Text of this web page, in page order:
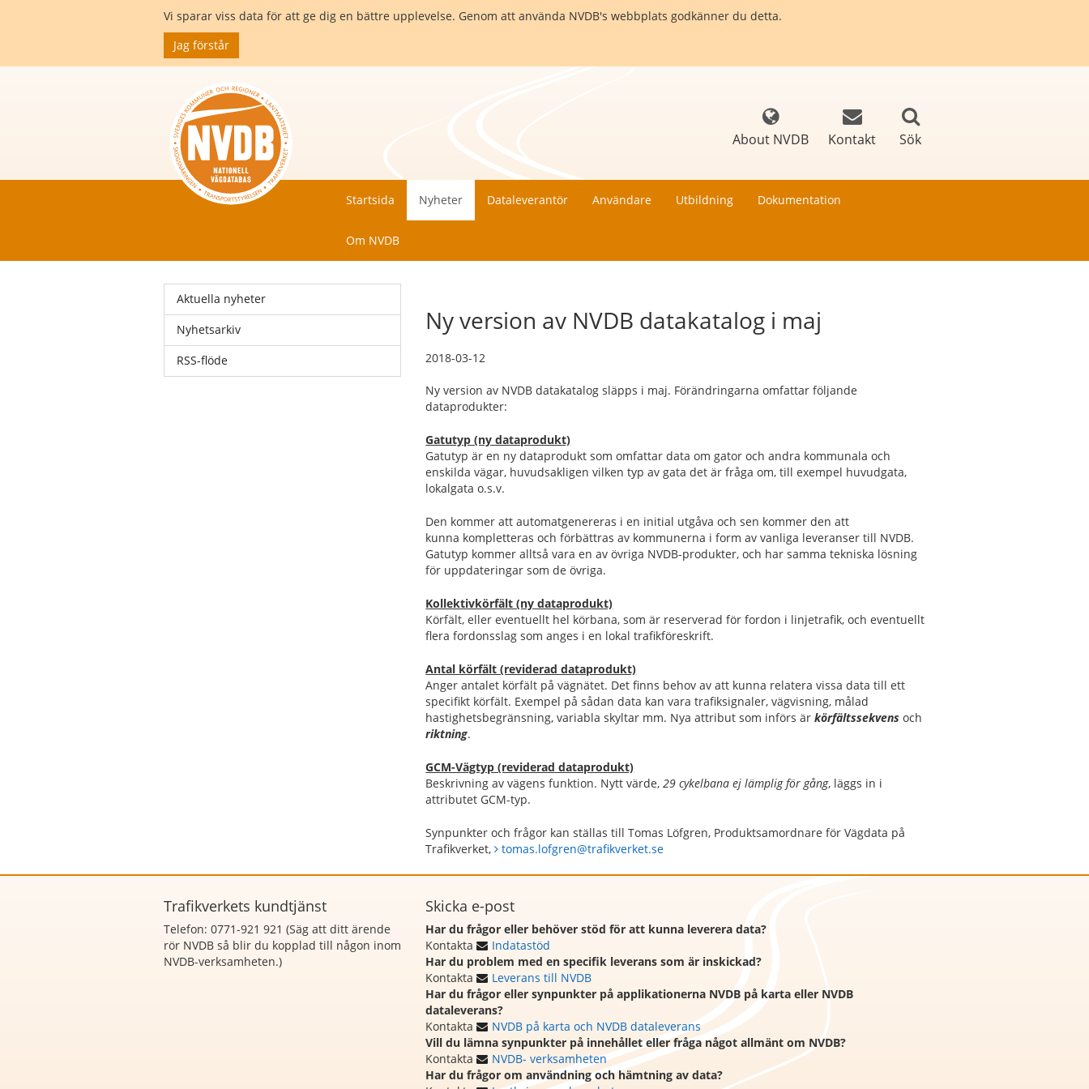
Vi sparar viss data för att ge dig en bättre upplevelse. Genom att använda NVDB's webbplats godkänner du detta.
Jag förstår
Sök
Startsida Nyheter Dataleverantör Användare Utbildning Dokumentation
Om NVDB
About NVDB Kontakt
Aktuella nyheter
Nyhetsarkiv
RSS-flöde
Ny version av NVDB datakatalog i maj
2018-03-12
Ny version av NVDB datakatalog släpps i maj. Förändringarna omfattar följande
dataprodukter:
Gatutyp (ny dataprodukt)
Gatutyp är en ny dataprodukt som omfattar data om gator och andra kommunala och
enskilda vägar, huvudsakligen vilken typ av gata det är fråga om, till exempel huvudgata,
lokalgata o.s.v.
Den kommer att automatgenereras i en initial utgåva och sen kommer den att
kunna kompletteras och förbättras av kommunerna i form av vanliga leveranser till NVDB.
Gatutyp kommer alltså vara en av övriga NVDB-produkter, och har samma tekniska lösning
för uppdateringar som de övriga.
Kollektivkörfält (ny dataprodukt)
Körfält, eller eventuellt hel körbana, som är reserverad för fordon i linjetrafik, och eventuellt
flera fordonsslag som anges i en lokal trafikföreskrift.
Antal körfält (reviderad dataprodukt)
Anger antalet körfält på vägnätet. Det finns behov av att kunna relatera vissa data till ett
specifikt körfält. Exempel på sådan data kan vara trafiksignaler, vägvisning, målad
hastighetsbegränsning, variabla skyltar mm. Nya attribut som införs ärkörfältssekvens och
riktning.
GCM-Vägtyp (reviderad dataprodukt)
Beskrivning av vägens funktion. Nytt värde,29 cykelbana ej lämplig för gång, läggs in i
attributet GCM-typ.
Synpunkter och frågor kan ställas till Tomas Löfgren, Produktsamordnare för Vägdata på
Trafikverket, tomas.lofgren@trafikverket.se
Trafikverkets kundtjänst
Telefon: 0771-921 921 (Säg att ditt ärende
rör NVDB så blir du kopplad till någon inom
NVDB-verksamheten.)
Skicka e-post
Har du frågor eller behöver stöd för att kunna leverera data?
Kontakta
Indatastöd
Har du problem med en specifik leverans som är inskickad?
Kontakta
Leverans till NVDB
Har du frågor eller synpunkter på applikationerna NVDB på karta eller NVDB
dataleverans?
Kontakta
NVDB på karta och NVDB dataleverans
Vill du lämna synpunkter på innehållet eller fråga något allmänt om NVDB?
Kontakta
NVDB- verksamheten
Har du frågor om användning och hämtning av data?